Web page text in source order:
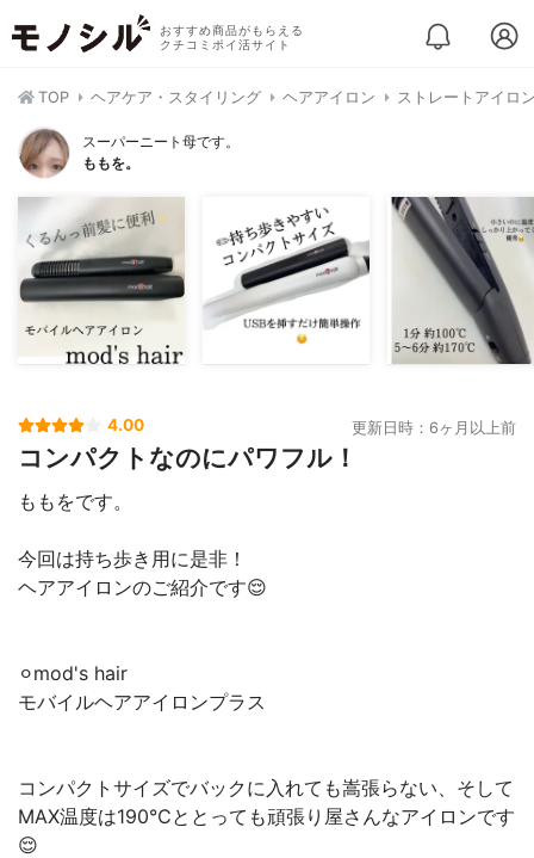
おすすめ商品がもらえる
クチコミポイ活サイト
TOP ヘアケア・スタイリング ヘアアイロン ストレートアイロ
スーパーニート母です。
ももを。
4.00 更新日時：6ヶ月以上前
コンパクトなのにパワフル！
ももをです。
今回は持ち歩き用に是非！
ヘアアイロンのご紹介です😌
⚪︎mod's hair
モバイルヘアアイロンプラス
コンパクトサイズでバックに入れても嵩張らない、そして
MAX温度は190℃ととっても頑張り屋さんなアイロンです
😌